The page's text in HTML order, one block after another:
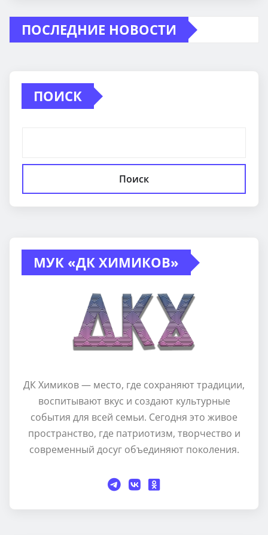
ПОСЛЕДНИЕ НОВОСТИ
ПОИСК
Поиск
МУК «ДК ХИМИКОВ»
ДК Химиков — место, где сохраняют традиции,
воспитывают вкус и создают культурные
события для всей семьи. Сегодня это живое
пространство, где патриотизм, творчество и
современный досуг объединяют поколения.